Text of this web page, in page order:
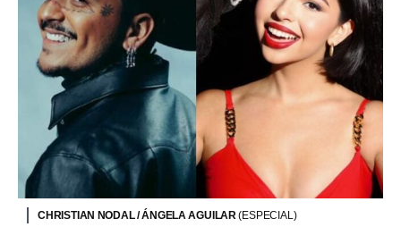
CHRISTIAN NODAL / ÁNGELA AGUILAR(ESPECIAL)